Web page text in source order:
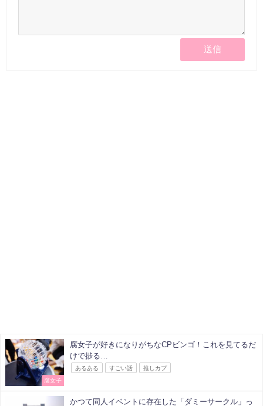
腐女子
腐女子が好きになりがちなCPビンゴ！これを見てるだ
けで捗る…
あるある すごい話 推しカプ
かつて同人イベントに存在した「ダミーサークル」っ